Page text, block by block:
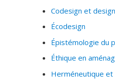
Codesign et
Écodesign
Épistémologie du
Éthique en
Herméneutique et